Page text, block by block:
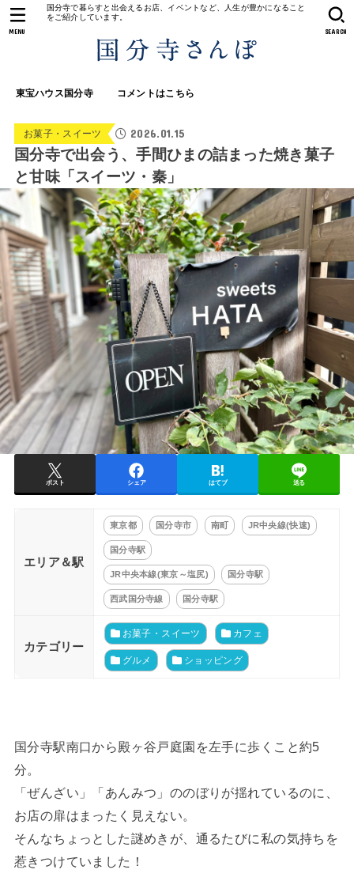
国分寺で暮らすと出会えるお店、イベントなど、人生が豊かになること
をご紹介しています。
東宝ハウス国分寺 コメントはこちら
SEARCH
MENU
お菓子・スイーツ 2026.01.15
国分寺で出会う、手間ひまの詰まった焼き菓子
と甘味「スイーツ・秦」
ポスト シェア はてブ 送る
エリア＆駅
東京都 国分寺市 南町 JR中央線(快速)
国分寺駅
JR中央本線(東京～塩尻) 国分寺駅
西武国分寺線 国分寺駅
カテゴリー
お菓子・スイーツ カフェ
グルメ ショッピング
国分寺駅南口から殿ヶ谷戸庭園を左手に歩くこと約5
分。
「ぜんざい」「あんみつ」ののぼりが揺れているのに、
お店の扉はまったく見えない。
そんなちょっとした謎めきが、通るたびに私の気持ちを
惹きつけていました！